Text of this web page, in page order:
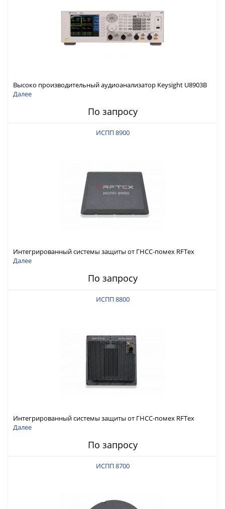
Высоко производительный аудиоанализатор Keysight U8903B
Далее
По запросу
ИСПП 8900
Интегрированный системы защиты от ГНСС-помех RFТех
ИСПП 8900
Далее
По запросу
ИСПП 8800
Интегрированный системы защиты от ГНСС-помех RFТех
ИСПП 8800
Далее
По запросу
ИСПП 8700